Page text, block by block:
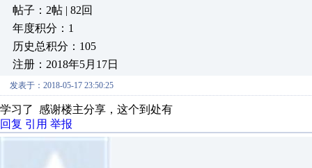
帖子：2帖 | 82回
年度积分：1
历史总积分：105
注册：2018年5月17日
发表于：2018-05-17 23:50:25
学习了 感谢楼主分享，这个到处有
回复 引用 举报